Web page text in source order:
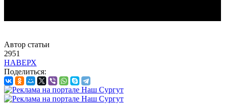
Автор статьи
2951
НАВЕРХ
Поделиться: